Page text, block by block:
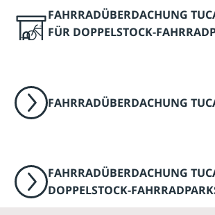
FAHRRADÜBERDACHUNG
FÜR DOPPELSTOCK-
FAHRRADÜBERDACHUNG
FAHRRADÜBERDACHUNG
DOPPELSTOCK-